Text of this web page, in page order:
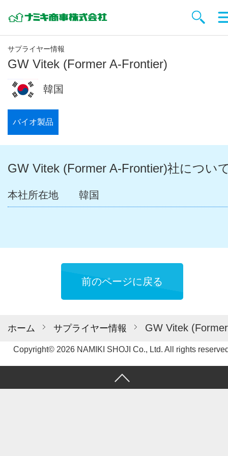
ホーム サプライヤー情報 GW Vitek
サプライヤー情報
GW Vitek (Former A-Frontier)
韓国
バイオ製品
GW Vitek (Former A-Frontier)社につい
本社所在地 韓国
前のページに戻る
Copyright© 2026 NAMIKI SHOJI Co., Ltd. All rights